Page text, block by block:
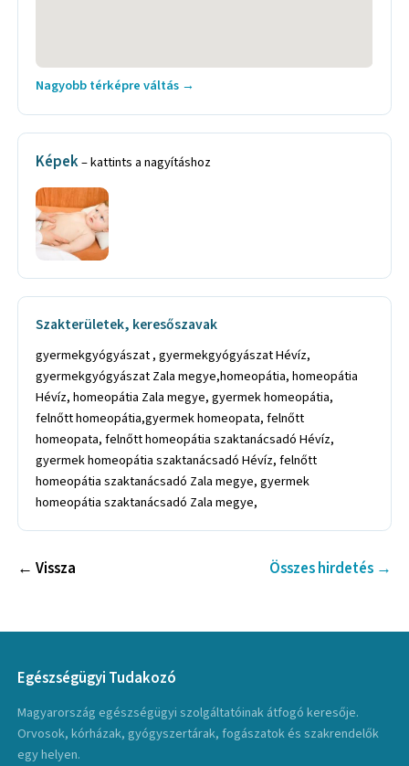
Nagyobb térképre váltás →
Képek– kattints a nagyításhoz
Szakterületek, keresőszavak
gyermekgyógyászat , gyermekgyógyászat Hévíz,
gyermekgyógyászat Zala megye,homeopátia, homeopátia
Hévíz, homeopátia Zala megye, gyermek homeopátia,
felnőtt homeopátia,gyermek homeopata, felnőtt
homeopata, felnőtt homeopátia szaktanácsadó Hévíz,
gyermek homeopátia szaktanácsadó Hévíz, felnőtt
homeopátia szaktanácsadó Zala megye, gyermek
homeopátia szaktanácsadó Zala megye,
← Vissza Összes hirdetés →
Egészségügyi Tudakozó
Magyarország egészségügyi szolgáltatóinak átfogó keresője.
Orvosok, kórházak, gyógyszertárak, fogászatok és szakrendelők
egy helyen.